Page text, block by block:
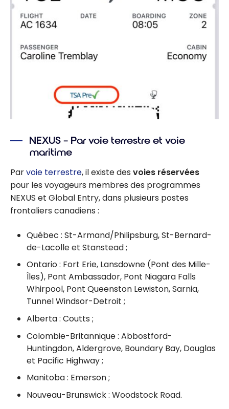
NEXUS – Par voie terrestre et voie
maritime
Parvoie terrestre, il existe des voies réservées
pour les voyageurs membres des programmes
NEXUS et Global Entry, dans plusieurs postes
frontaliers canadiens :
Québec : St-Armand/Philipsburg, St-Bernard-
de-Lacolle et Stanstead ;
Ontario : Fort Erie, Lansdowne (Pont des Mille-
Îles), Pont Ambassador, Pont Niagara Falls
Whirpool, Pont Queenston Lewiston, Sarnia,
Tunnel Windsor-Detroit ;
Alberta : Coutts ;
Colombie-Britannique : Abbostford-
Huntingdon, Aldergrove, Boundary Bay, Douglas
et Pacific Highway ;
Manitoba : Emerson ;
Nouveau-Brunswick : Woodstock Road.